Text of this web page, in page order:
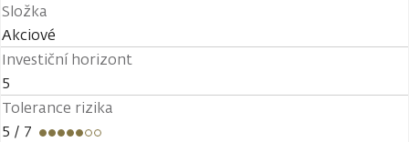
Složka
Akciové
Investiční horizont
5
Tolerance rizika
5 / 7